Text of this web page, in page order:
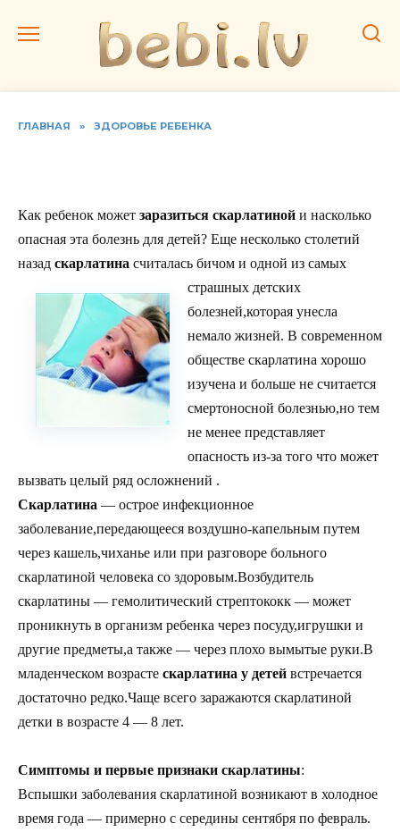
ГЛАВНАЯ » ЗДОРОВЬЕ РЕБЕНКА
Как ребенок может заразиться скарлатиной и насколько
опасная эта болезнь для детей? Еще несколько столетий
назад скарлатина считалась бичом и одной из самых
страшных детских
болезней,которая унесла
немало жизней. В современном
обществе скарлатина хорошо
изучена и больше не считается
смертоносной болезнью,но тем
не менее представляет
опасность из-за того что может
вызвать целый ряд осложнений .
Скарлатина — острое инфекционное
заболевание,передающееся воздушно-капельным путем
через кашель,чиханье или при разговоре больного
скарлатиной человека со здоровым.Возбудитель
скарлатины — гемолитический стрептококк — может
проникнуть в организм ребенка через посуду,игрушки и
другие предметы,а также — через плохо вымытые руки.В
младенческом возрасте скарлатина у детей встречается
достаточно редко.Чаще всего заражаются скарлатиной
детки в возрасте 4 — 8 лет.
Симптомы и первые признаки скарлатины:
Вспышки заболевания скарлатиной возникают в холодное
время года — примерно с середины сентября по февраль.